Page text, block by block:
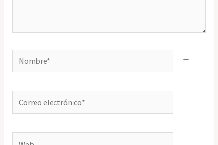
Nombre*
Correo
electrónico*
Web